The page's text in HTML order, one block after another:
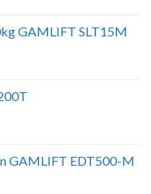
GAMLIFT SLT15M
GAMLIFT EDT500-M